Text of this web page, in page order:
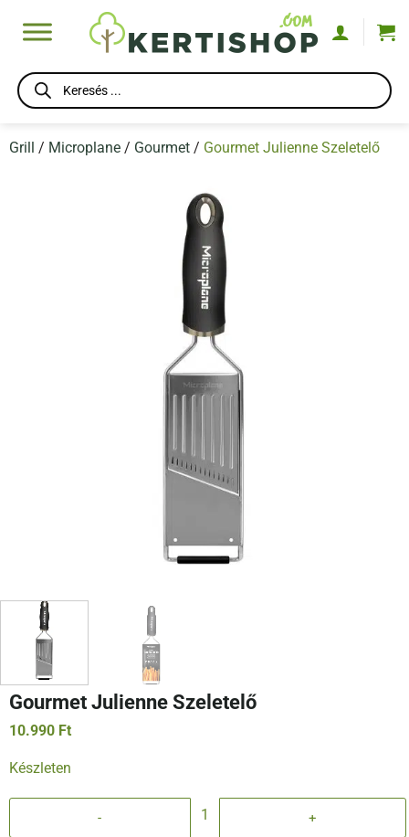
Products
search
Grill / Microplane / Gourmet / Gourmet Julienne Szeletelő
Gourmet Julienne Szeletelő
10.990 Ft
Készleten
Gourmet Julienne Szeletelő mennyiség